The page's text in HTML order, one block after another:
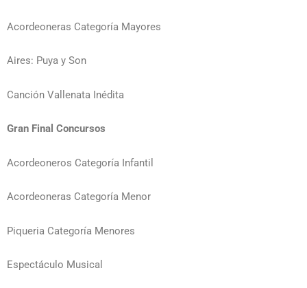
Acordeoneras Categoría Mayores
Aires: Puya y Son
Canción Vallenata Inédita
Gran Final Concursos
Acordeoneros Categoría Infantil
Acordeoneras Categoría Menor
Piqueria Categoría Menores
Espectáculo Musical